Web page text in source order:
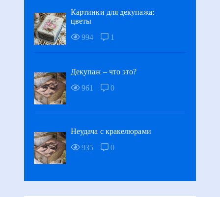
Картинки для декупажа:
цветы
994
1
Декупаж – что это?
961
0
Неудача с кракелюрами
935
0